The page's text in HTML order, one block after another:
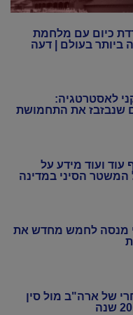
כיום עם מלחמת
ביותר בעולם | דעה
לאסטרטגיה:
שנבזבז את התחמושת
ועוד מידע על
המשטר הסיני במדינה
מנסה לחמש מחדש את
של ארה"ב מול סין